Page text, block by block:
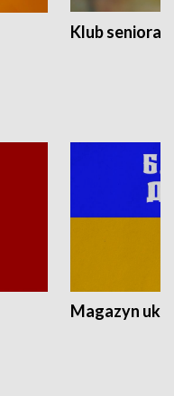
Klub seniora
Magazyn